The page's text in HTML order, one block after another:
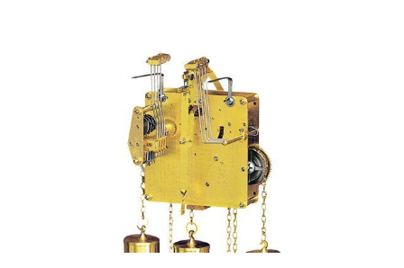
Bildergalerie überspringen